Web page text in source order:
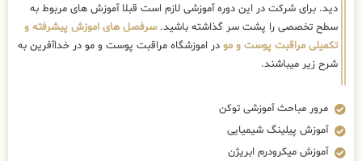
دید. برای شرکت در این دوره آموزشی لازم است قبلا آموزش های مربوط به
سطح تخصصی را پشت سر گذاشته باشید.سرفصل های اموزش پیشرفته و
تکمیلی مراقبت پوست و مو در اموزشگاه مراقبت پوست و مو در خداآفرین به
شرح زیر میباشند.
مرور مباحث آموزشی توکن
آموزش پیلینگ شیمیایی
آموزش میکرودرم ابریژن